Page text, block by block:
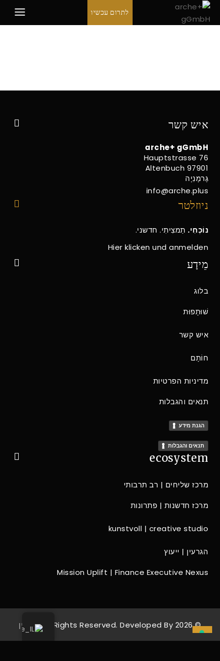
דלג
לתוכן
לתרום עכשיו
איש קשר
arche+ gGmbH
Hauptstrasse 76
97901 Altenbuch
גֶרמָנִיָה
info@arche.plus
ניוזלטר
נוֹכְחִי. תַמצִיתִי. חדשני.
Hier klicken und anmelden
מֵידָע
בלוג
שׁוּתָפוּת
איש קשר
חוֹתָם
מדיניות הפרטיות
תנאים והגבלות
הגנת מידע
תנאים והגבלות
ecosystem
מרכז שליחים | רב תרבותי
מרכז חדשנות | פתרונות
kunstvoll | creative studio
הגרעין | ייעוץ
Mission Uplift | Finance Executive Nexus
© 2026 All Rights Reserved. Developed By הגרעין